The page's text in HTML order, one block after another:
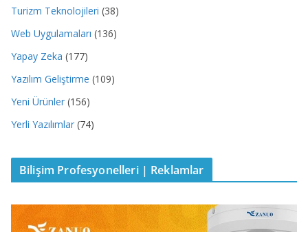
Turizm Teknolojileri (38)
Web Uygulamaları (136)
Yapay Zeka (177)
Yazılım Geliştirme (109)
Yeni Ürünler (156)
Yerli Yazılımlar (74)
Bilişim Profesyonelleri | Reklamlar